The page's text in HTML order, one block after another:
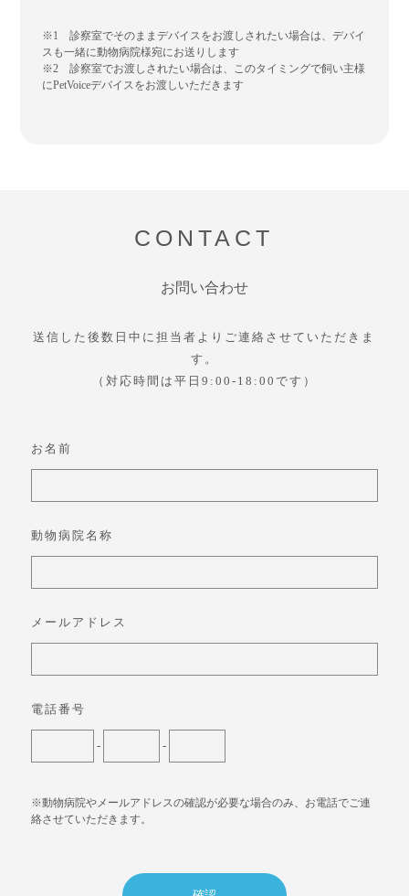
※1 診察室でそのままデバイスをお渡しされたい場合は、デバイ
スも一緒に動物病院様宛にお送りします
※2 診察室でお渡しされたい場合は、このタイミングで飼い主様
にPetVoiceデバイスをお渡しいただきます
CONTACT
お問い合わせ
送信した後数日中に担当者よりご連絡させていただきま
す。
（対応時間は平日9:00-18:00です）
お名前
動物病院名称
メールアドレス
電話番号
- -
※動物病院やメールアドレスの確認が必要な場合のみ、お電話でご連
絡させていただきます。